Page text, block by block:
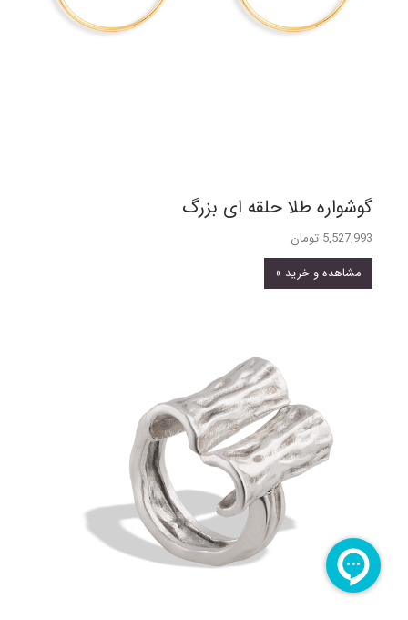
گوشواره طلا حلقه ای بزرگ
5,527,993 تومان
مشاهده و خرید »